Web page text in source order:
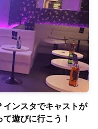
ンスタでキャストが
遊びに行こう！